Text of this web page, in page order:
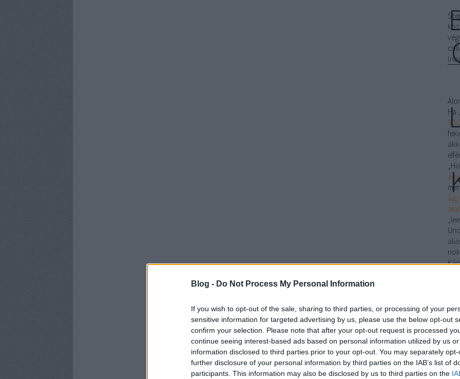
Blog - Do Not Process My Personal Information
If you wish to opt-out of the sale, sharing to third parties, or processing of your
sensitive information for targeted advertising by us, please use the below opt-out
confirm your selection. Please note that after your opt-out request is processed
continue seeing interest-based ads based on personal information utilized by us
information disclosed to third parties prior to your opt-out. You may separately
further disclosure of your personal information by third parties on the IAB’s list of
participants. This information may also be disclosed by us to third parties on the
Ha
A